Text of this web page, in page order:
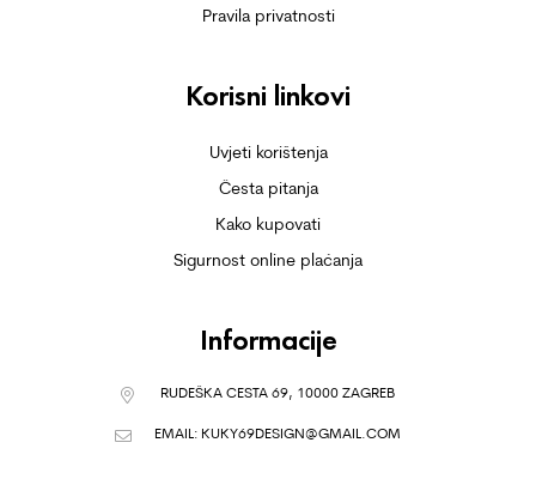
Pravila privatnosti
Korisni linkovi
Uvjeti korištenja
Česta pitanja
Kako kupovati
Sigurnost online plaćanja
Informacije
RUDEŠKA CESTA 69, 10000 ZAGREB
EMAIL: KUKY69DESIGN@GMAIL.COM